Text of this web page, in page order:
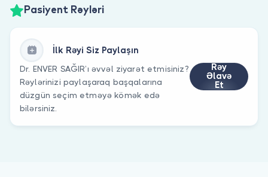
Pasiyent Rəyləri
İlk Rəyi Siz Paylaşın
Dr. ENVER SAĞIR’ı əvvəl ziyarət etmisiniz?
Rəylərinizi paylaşaraq başqalarına
düzgün seçim etməyə kömək edə
bilərsiniz.
Rəy
Əlavə
Et